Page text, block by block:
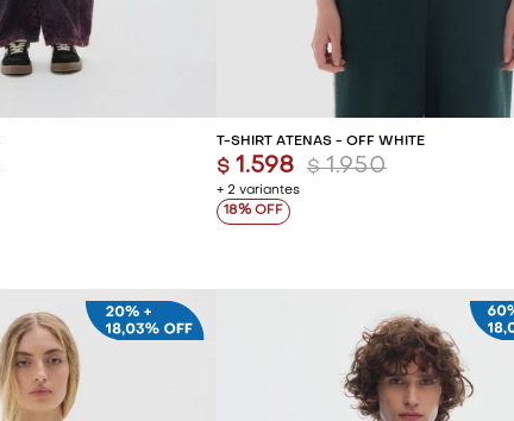
AGREGAR AL CARRITO
T-SHIRT ATENAS - OFF WHITE
+ 2 variantes
$ 1.598 $ 1.950
18